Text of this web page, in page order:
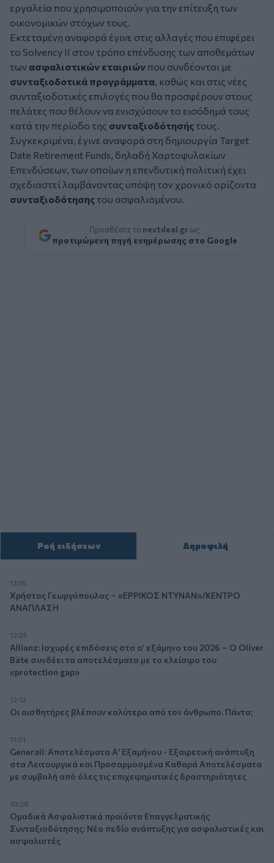
εργαλεία που χρησιμοποιούν για την επίτευξη των
οικονομικών στόχων τους.
Εκτεταμένη αναφορά έγινε στις αλλαγές που επιφέρει
το Solvency II στον τρόπο επένδυσης των αποθεμάτων
των ασφαλιστικών εταιριώνπου συνδέονται με
συνταξιοδοτικά προγράμματα, καθώς και στις νέες
συνταξιοδοτικές επιλογές που θα προσφέρουν στους
πελάτες που θέλουν να ενισχύσουν το εισόδημά τους
κατά την περίοδο της συνταξιοδότησήςτους.
Συγκεκριμένα, έγινε αναφορά στη δημιουργία Target
Date Retirement Funds, δηλαδή Χαρτοφυλακίων
Επενδύσεων, των οποίων η επενδυτική πολιτική έχει
σχεδιαστεί λαμβάνοντας υπόψη τον χρονικό ορίζοντα
συνταξιοδότησηςτου ασφαλισμένου.
Προσθέστε το nextdeal.gr ως
προτιμώμενη πηγή ενημέρωσης στο Google
Ροή ειδήσεων Δημοφιλή
13:16
Χρήστος Γεωργόπουλος – «ΕΡΡΙΚΟΣ ΝΤΥΝΑΝ»/ΚΕΝΤΡΟ
ΑΝΑΠΛΑΣΗ
12:25
Allianz: Ισχυρές επιδόσεις στο α’ εξάμηνο του 2026 – Ο Oliver
Bäte συνδέει τα αποτελέσματα με το κλείσιμο του
«protection gap»
12:12
Οι αισθητήρες βλέπουν καλύτερα από τον άνθρωπο. Πάντα;
11:01
Generali: Αποτελέσματα Α' Εξαμήνου - Εξαιρετική ανάπτυξη
στα Λειτουργικά και Προσαρμοσμένα Καθαρά Αποτελέσματα
με συμβολή από όλες τις επιχειρηματικές δραστηριότητες
10:28
Ομαδικά Ασφαλιστικά προϊόντα Επαγγελματικής
Συνταξιοδότησης: Νέο πεδίο ανάπτυξης για ασφαλιστικές και
ασφαλιστές